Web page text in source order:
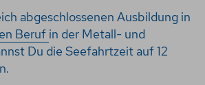
abgeschlossenen Ausbildung in
Beruf in der Metall- und
Du die Seefahrtzeit auf 12